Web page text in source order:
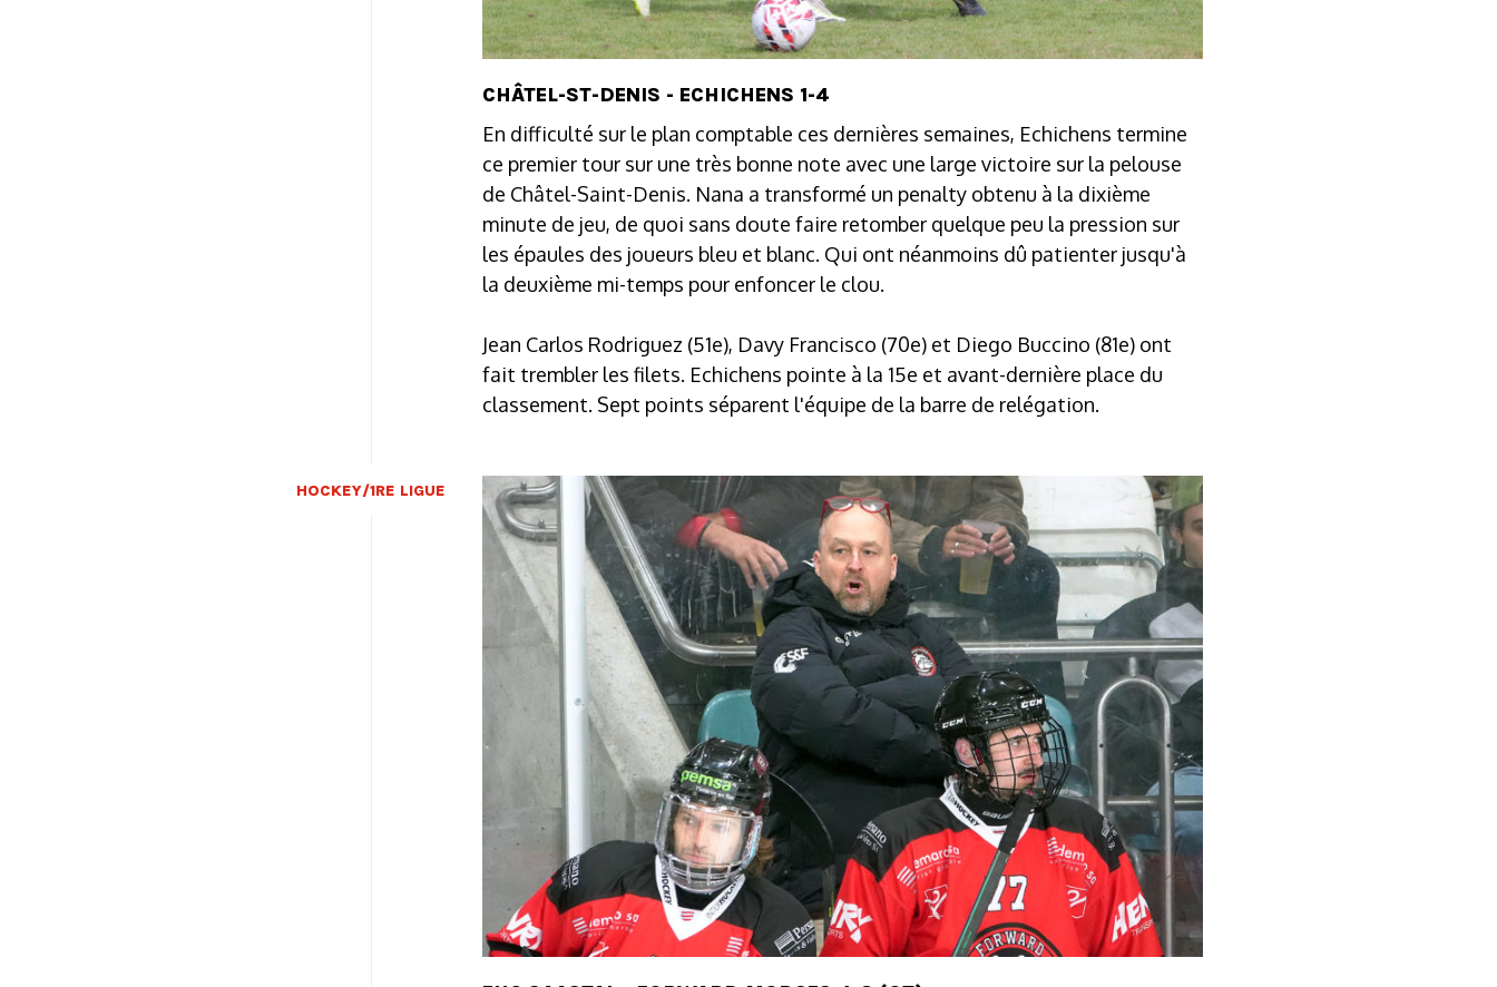
CHÂTEL-ST-DENIS - ECHICHENS 1-4
En difficulté sur le plan comptable ces dernières semaines, Echichens termine
ce premier tour sur une très bonne note avec une large victoire sur la pelouse
de Châtel-Saint-Denis. Nana a transformé un penalty obtenu à la dixième
minute de jeu, de quoi sans doute faire retomber quelque peu la pression sur
les épaules des joueurs bleu et blanc. Qui ont néanmoins dû patienter jusqu'à
la deuxième mi-temps pour enfoncer le clou.
Jean Carlos Rodriguez (51e), Davy Francisco (70e) et Diego Buccino (81e) ont
fait trembler les filets. Echichens pointe à la 15e et avant-dernière place du
classement. Sept points séparent l'équipe de la barre de relégation.
HOCKEY/1RE LIGUE